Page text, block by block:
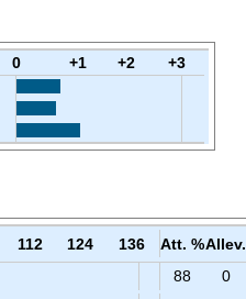
0 +1 +2
+3
112 124 136 Att. %Allev.
88 0